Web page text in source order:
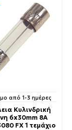
από 1-3 ημέρες
Κυλινδρική
6x30mm 8A
FX 1 τεμάχιο